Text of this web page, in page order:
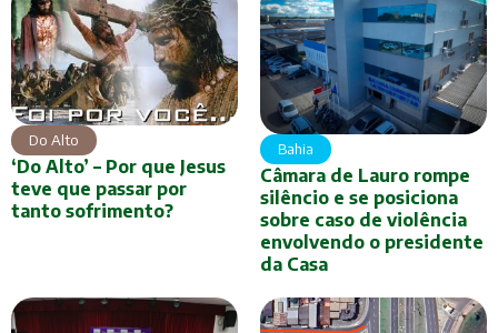
Do Alto
‘Do Alto’ – Por que Jesus
teve que passar por
tanto sofrimento?
Bahia
Câmara de Lauro rompe
silêncio e se posiciona
sobre caso de violência
envolvendo o presidente
da Casa